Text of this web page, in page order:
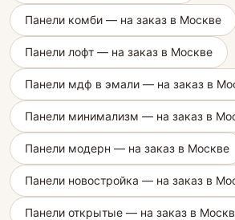
Панели комби — на заказ в Москве
Панели лофт — на заказ в Москве
Панели мдф в эмали — на заказ в
Панели минимализм — на заказ в
Панели модерн — на заказ в Москве
Панели новостройка — на заказ в
Панели открытые — на заказ в